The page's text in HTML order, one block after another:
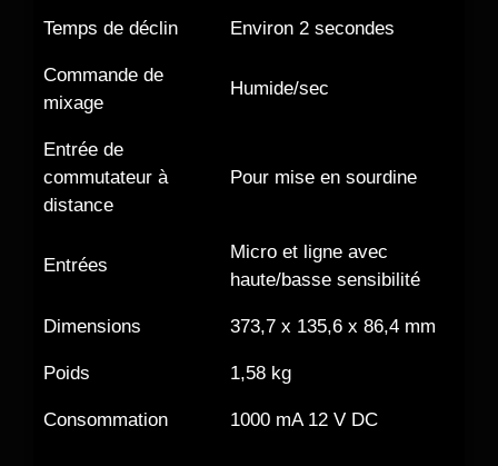
Temps de déclin Environ 2 secondes
Commande de
mixage
Humide/sec
Entrée de
commutateur à
distance
Pour mise en sourdine
Entrées
Micro et ligne avec
haute/basse sensibilité
Dimensions 373,7 x 135,6 x 86,4 mm
Poids 1,58 kg
Consommation 1000 mA 12 V DC